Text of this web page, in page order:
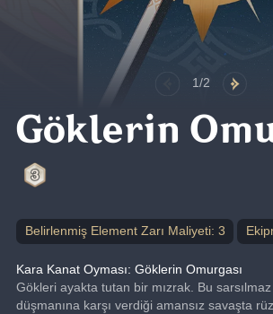
1/2
Göklerin
Belirlenmiş Element Zarı Maliyeti: 3
Kara Kanat Oyması: Göklerin Omurgası
Gökleri ayakta tutan bir mızrak. Bu sarsılmaz
düşmanına karşı verdiği amansız savaşta